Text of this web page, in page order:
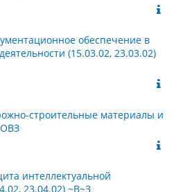
обеспечение в
(15.03.02, 23.03.02)
строительные материалы и
интеллектуальной
23.04.02) ~В~З